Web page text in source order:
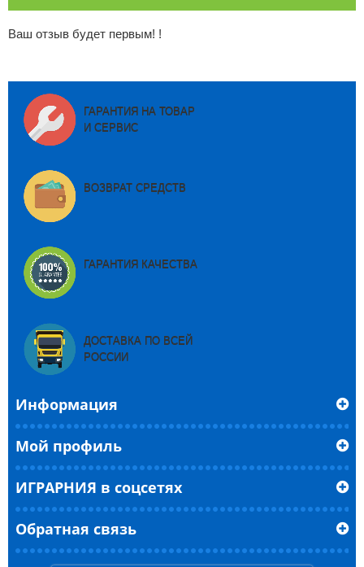
Ваш отзыв будет первым! !
ГАРАНТИЯ НА ТОВАР
И СЕРВИС
ВОЗВРАТ СРЕДСТВ
ГАРАНТИЯ КАЧЕСТВА
ДОСТАВКА ПО ВСЕЙ
РОССИИ
Информация
Мой профиль
ИГРАРНИЯ в соцсетях
Обратная связь